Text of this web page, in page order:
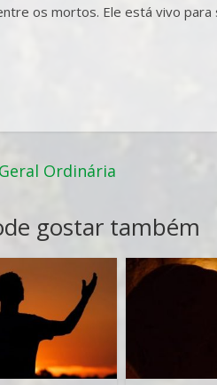
os mortos. Ele está vivo para
Ordinária
gostar também